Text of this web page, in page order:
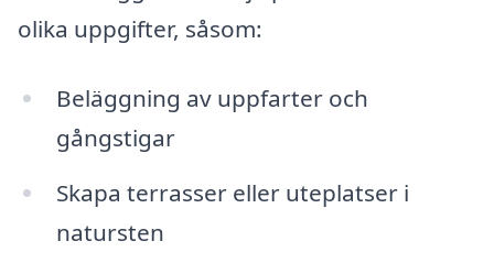
olika uppgifter, såsom:
Beläggning av uppfarter och
gångstigar
Skapa terrasser eller uteplatser i
natursten